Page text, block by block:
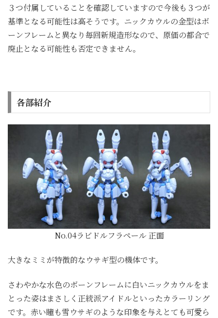
３つ付属していることを確認していますので今後も３つが
基準となる可能性は高そうです。ニックカウルの金型はボ
ーンフレームと異なり毎回新規造形なので、原価の都合で
廃止となる可能性も否定できません。
各部紹介
No.04ラビドルフラペール 正面
大きなミミが特徴的なウサギ型の機体です。
さわやかな水色のボーンフレームに白いニックカウルをま
とった姿はまさしく正統派アイドルといったカラーリング
です。赤い瞳も雪ウサギのような印象を与えとても可愛ら